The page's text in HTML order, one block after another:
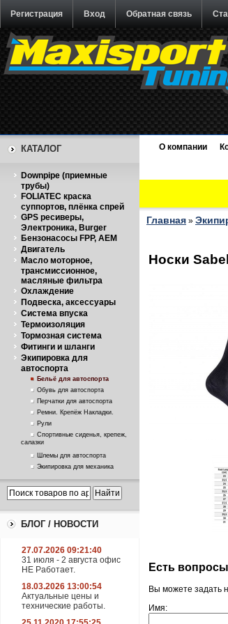
Регистрация Вход Обратная связь
КАТАЛОГ
Downpipe (приемные
трубы)
FOLIATEC краска
суппортов, плёнка спрей
GPS ресиверы,
Электроника, Burger
Бензонасосы FPP, AEM
Двигатель
Масло моторное,
трансмиссионное,
масляные фильтра
Охлаждение
Подвеска, аксессуары
Система впуска
Термоизоляция
Тормозная система
Фитинги и шланги
Экипировка для
автоспорта
Бельё для автоспорта
Обувь для автоспорта
Перчатки для автоспорта
Ремни. Крепёж Накладки.
Рули
Спортивные сиденья, крепеж,
салазки
Шлемы для автоспорта
Экипировка для механика
БЛОГ / НОВОСТИ
27.07.2026 09:21:40
31 июля - 2 августа офис
НЕ Работает.
18.03.2026 13:00:54
Актуальные цены и
технические работы.
О компании
Главная »
Носки
Есть
Вы можете задать
Имя: